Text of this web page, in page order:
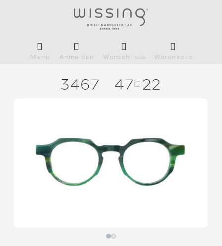
Menü Anmelden Wunschliste Warenkorb
3467 4722